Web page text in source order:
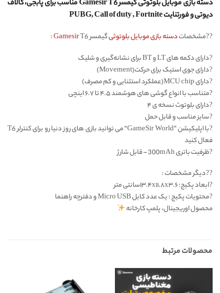
دسته بازی موبایل بلوتوثی گیمسر Gamesir T6 مناسب برای پابجی، کالاف
دیوتی و فورتنایت PUBG, Call of duty , Fortnite
??مشخصاتدسته بازی موبایل بلوتوثیگیمسر GamesirT6 :
?دارای دکمه های LT و BT برای نشانه‌گیری و شلیک
?دارای جوی استیک برای حرکت(Movement)
?دارای MCU chip(عملکرد استثنایی و کم مصرف)
?متناسب با انواع گوشی های هوشمند ۴.۵ تا ۶.۷ اینچی
?دارای بلوتوث نسخه ی ۴
?سایز مناسب و قابل حمل
?با اپلیکیشن “GameSir World” می توانید بازی های روز دنیا رو برای کنترلر T6
فعال کنید
?ظرفیت باتری 300mAh – قابل شارژ
??دیگر مشخصات :
?ابعاد پکیج: ۱۳.۴x۱۱.۸x۳.۶سانتی متر
?محتویات پکیج : یک عدد کابل Micro USB و دفترچه راهنما
محصول اوریجینال، پلمپ کارخانه
محصولات مرتبط